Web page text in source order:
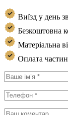
Виїзд у день
Безкоштовна
Матеріальна
Оплата